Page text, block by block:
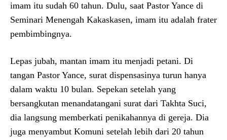
imam itu sudah 60 tahun. Dulu, saat Pastor Yance di
Seminari Menengah Kakaskasen, imam itu adalah frater
pembimbingnya.
Lepas jubah, mantan imam itu menjadi petani. Di
tangan Pastor Yance, surat dispensasinya turun hanya
dalam waktu 10 bulan. Sepekan setelah yang
bersangkutan menandatangani surat dari Takhta Suci,
dia langsung memberkati penikahannya di gereja. Dia
juga menyambut Komuni setelah lebih dari 20 tahun